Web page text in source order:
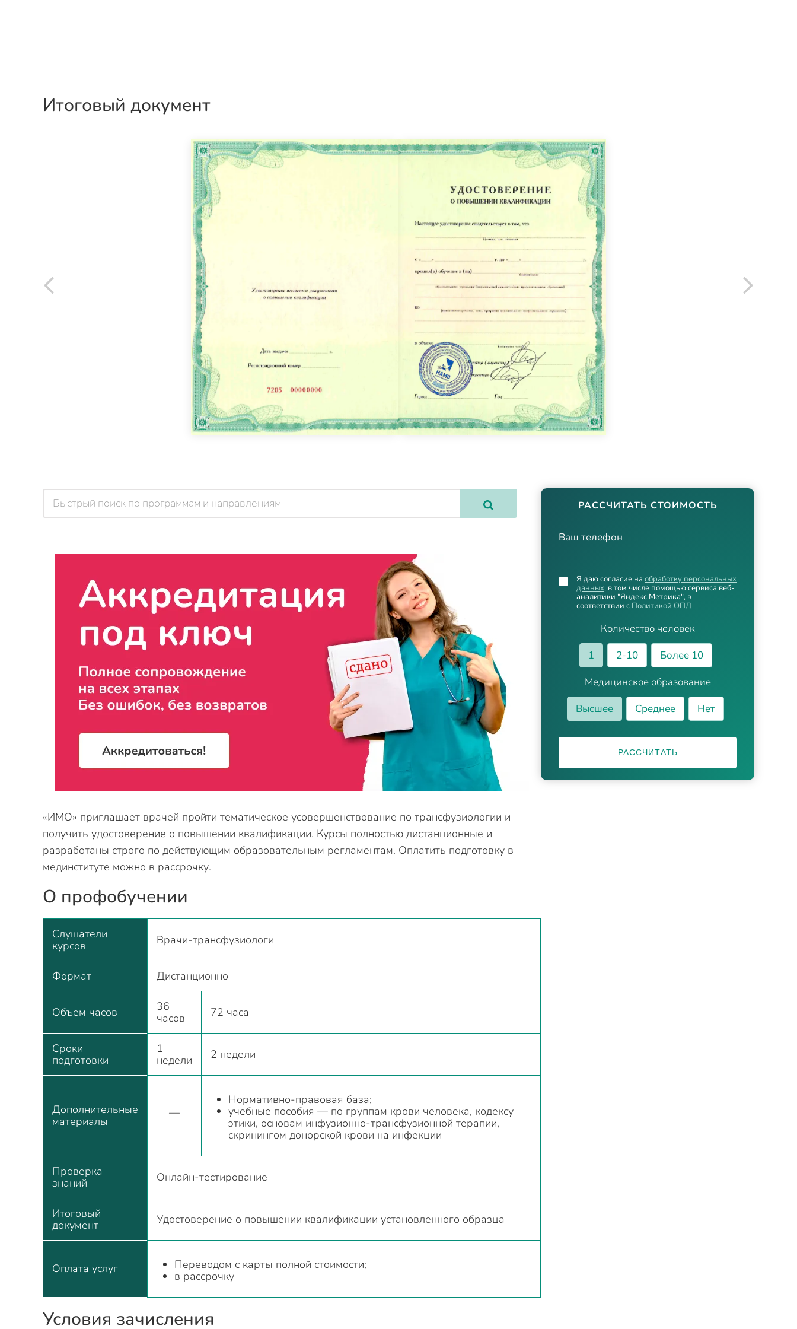
Итоговый документ
РАССЧИТАТЬ СТОИМОСТЬ
Ваш телефон
Количество человек
1
2-10
Более 10
Медицинское образование
Высшее
Среднее Нет
Я даю согласие на обработку персональных
данных, в том числе помощью сервиса веб-
аналитики "Яндекс.Метрика", в
соответствии с Политикой ОПД
РАССЧИТАТЬ
«ИМО» приглашает врачей пройти тематическое усовершенствование по трансфузиологии и
получить удостоверение о повышении квалификации. Курсы полностью дистанционные и
разработаны строго по действующим образовательным регламентам. Оплатить подготовку в
мединституте можно в рассрочку.
О профобучении
Слушатели
курсов
Врачи-трансфузиологи
Формат Дистанционно
Объем часов
36
часов
72 часа
Сроки
подготовки
1
недели
2 недели
Дополнительные
материалы
—
Нормативно-правовая база;
учебные пособия — по группам крови человека, кодексу
этики, основам инфузионно-трансфузионной терапии,
скринингом донорской крови на инфекции
Проверка
знаний
Онлайн-тестирование
Итоговый
документ
Удостоверение о повышении квалификации установленного образца
Оплата услуг
Переводом с карты полной стоимости;
в рассрочку
Условия зачисления